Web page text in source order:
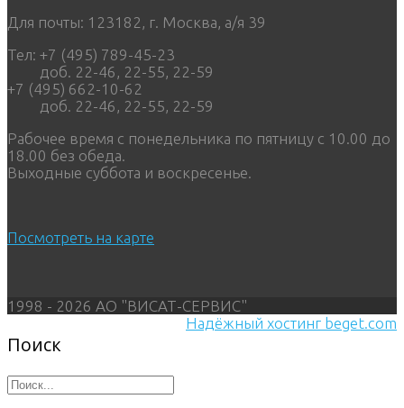
Для почты: 123182, г. Москва, а/я 39
Тел: +7 (495) 789-45-23
доб. 22-46, 22-55, 22-59
+7 (495) 662-10-62
доб. 22-46, 22-55, 22-59
Рабочее время с понедельника по пятницу с 10.00 до
18.00 без обеда.
Выходные суббота и воскресенье.
Посмотреть на карте
1998 - 2026 АО "ВИСАТ-СЕРВИС"
Надёжный хостинг beget.com
Поиск